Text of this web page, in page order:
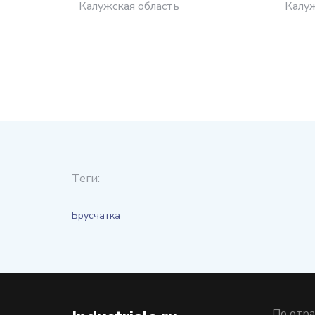
Калужская область
Теги:
Брусчатка